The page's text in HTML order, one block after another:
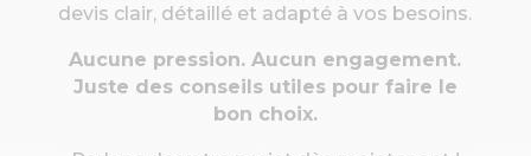
devis clair, détaillé et adapté à vos besoins.
Aucune pression. Aucun engagement.
Juste des conseils utiles pour faire le
bon choix.